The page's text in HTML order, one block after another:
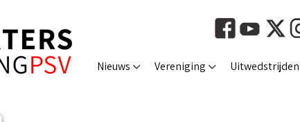
Nieuws Vereniging Uitwedstrijden